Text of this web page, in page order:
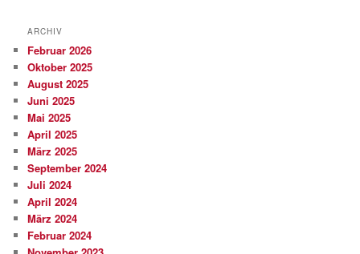
ARCHIV
Februar 2026
Oktober 2025
August 2025
Juni 2025
Mai 2025
April 2025
März 2025
September 2024
Juli 2024
April 2024
März 2024
Februar 2024